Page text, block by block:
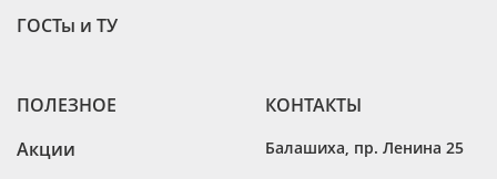
ГОСТы и ТУ
ПОЛЕЗНОЕ
Акции
КОНТАКТЫ
Балашиха пр. Ленина 25